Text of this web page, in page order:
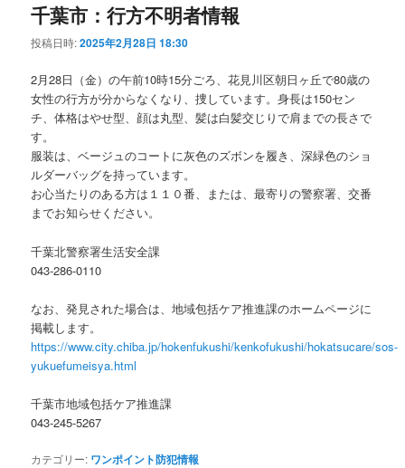
千葉市：行方不明者情報
投稿日時:2025年2月28日 18:30
2月28日（金）の午前10時15分ごろ、花見川区朝日ヶ丘で80歳の
女性の行方が分からなくなり、捜しています。身長は150セン
チ、体格はやせ型、顔は丸型、髪は白髪交じりで肩までの長さで
す。
服装は、ベージュのコートに灰色のズボンを履き、深緑色のショ
ルダーバッグを持っています。
お心当たりのある方は１１０番、または、最寄りの警察署、交番
までお知らせください。
千葉北警察署生活安全課
043-286-0110
なお、発見された場合は、地域包括ケア推進課のホームページに
掲載します。
https://www.city.chiba.jp/hokenfukushi/kenkofukushi/hokatsucare/sos-
yukuefumeisya.html
千葉市地域包括ケア推進課
043-245-5267
カテゴリー: ワンポイント防犯情報